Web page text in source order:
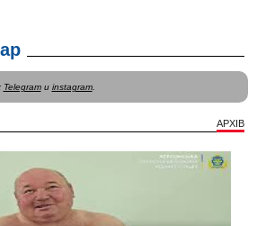
Telegramи instagram.
АРХІВ